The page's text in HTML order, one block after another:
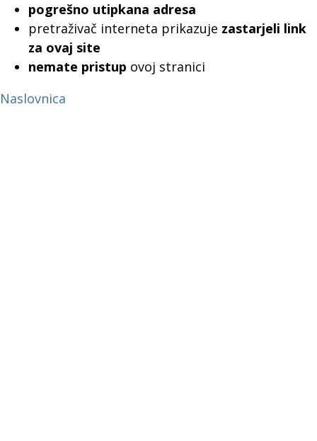
pogrešno utipkana adresa
pretraživač interneta prikazuje zastarjeli link
za ovaj site
nemate pristup ovoj stranici
Naslovnica